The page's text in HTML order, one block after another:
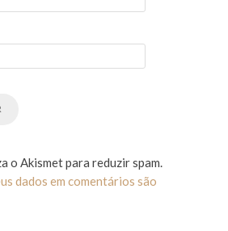
o Akismet para reduzir spam.
dados em comentários são